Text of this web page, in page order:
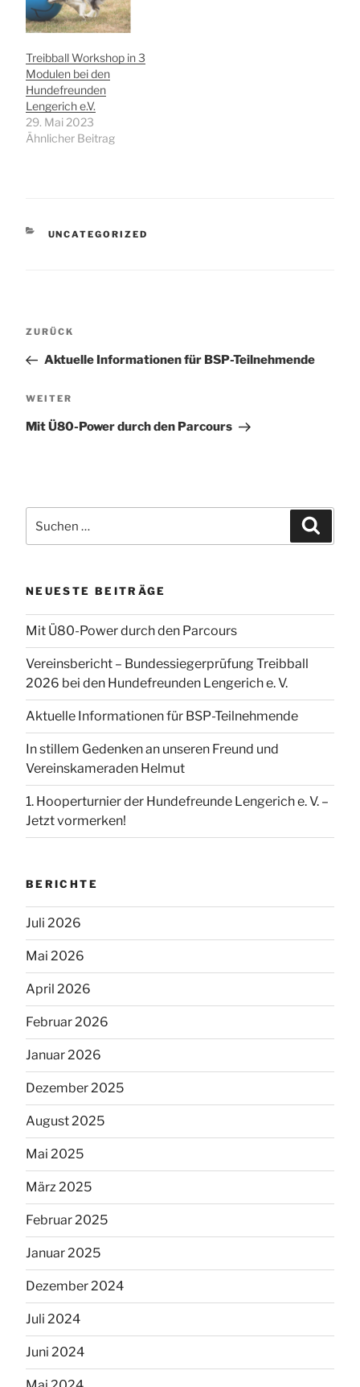
Treibball Workshop in 3
Modulen bei den
Hundefreunden
Lengerich e.V.
29. Mai 2023
Ähnlicher Beitrag
KATEGORIEN
UNCATEGORIZED
Vorheriger
ZURÜCK
Aktuelle Informationen für BSP-Teilnehmende
Nächster
Beitrag
WEITER
Mit Ü80-Power durch den Parcours
nach:
NEUESTE BEITRÄGE
Mit Ü80-Power durch den Parcours
Vereinsbericht – Bundessiegerprüfung Treibball
2026 bei den Hundefreunden Lengerich e. V.
Aktuelle Informationen für BSP-Teilnehmende
In stillem Gedenken an unseren Freund und
Vereinskameraden Helmut
1. Hooperturnier der Hundefreunde Lengerich e. V. –
Jetzt vormerken!
BERICHTE
Juli 2026
Mai 2026
April 2026
Februar 2026
Januar 2026
Dezember 2025
August 2025
Mai 2025
März 2025
Februar 2025
Januar 2025
Dezember 2024
Juli 2024
Juni 2024